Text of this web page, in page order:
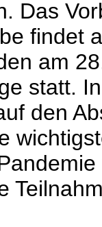
Das
findet
am
statt.
den